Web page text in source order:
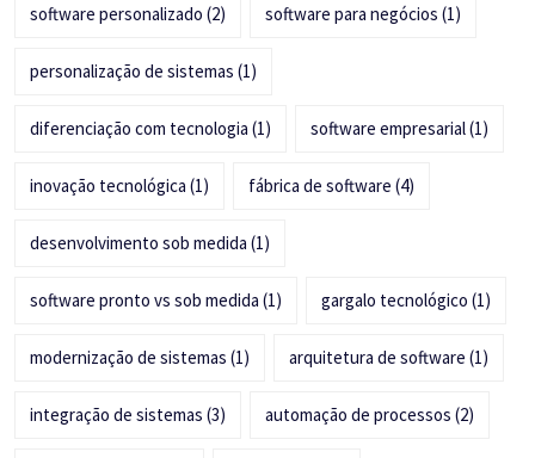
software personalizado (2) software para negócios (1)
personalização de sistemas (1)
diferenciação com tecnologia (1) software empresarial(1)
inovação tecnológica (1) fábrica de software (4)
desenvolvimento sob medida (1)
software pronto vs sob medida (1) gargalo tecnológico (1)
modernização de sistemas (1) arquitetura de software (1)
integração de sistemas (3) automação de processos (2)